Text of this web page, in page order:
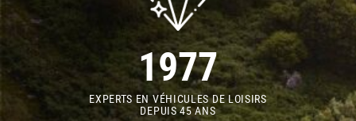
1977
EXPERTS EN VÉHICULES DE LOISIRS
DEPUIS 45 ANS